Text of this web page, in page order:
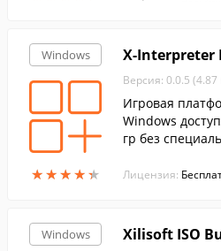
Windows
★★★★★
★★★★★
X-Interpreter
Версия: 0.0.5
Игровая
Windows
гр без
юбом текстовом
Лицензия:
Windows Xilisoft ISO